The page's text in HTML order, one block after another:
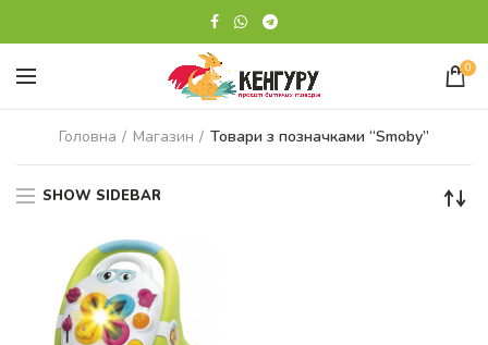
0
Головна Магазин Товари з позначками “Smoby”
SHOW SIDEBAR